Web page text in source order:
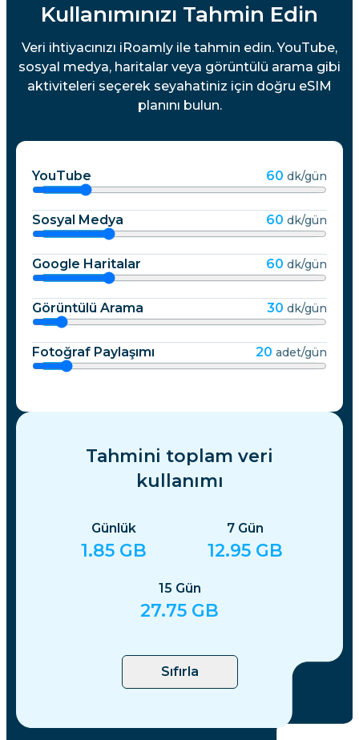
Kullanımınızı Tahmin Edin
Veri ihtiyacınızı iRoamly ile tahmin edin. YouTube,
sosyal medya, haritalar veya görüntülü arama gibi
aktiviteleri seçerek seyahatiniz için doğru eSIM
planını bulun.
YouTube 60 dk/gün
Sosyal Medya 60 dk/gün
Google Haritalar 60 dk/gün
Görüntülü Arama 30 dk/gün
Fotoğraf Paylaşımı 20 adet/gün
Tahmini toplam veri
kullanımı
Günlük
1.85 GB
7 Gün
12.95 GB
15 Gün
27.75 GB
Sıfırla